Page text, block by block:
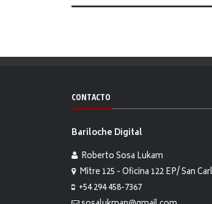
CONTACTO
Bariloche Digital
Roberto Sosa Lukam
Mitre 125 - Oficina 122 EP/ San
+54 294 458-7367